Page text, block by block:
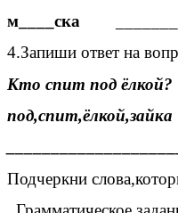
м____ска
4.Запиши ответ на
Кто спит под ёлкой?
под,спит,ёлкой,зайка
Подчеркни